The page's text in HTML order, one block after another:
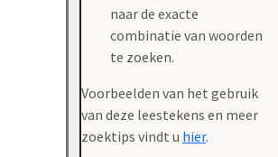
naar de exacte
combinatie van woorden
te zoeken.
Voorbeelden van het gebruik
van deze leestekens en meer
zoektips vindt u hier.